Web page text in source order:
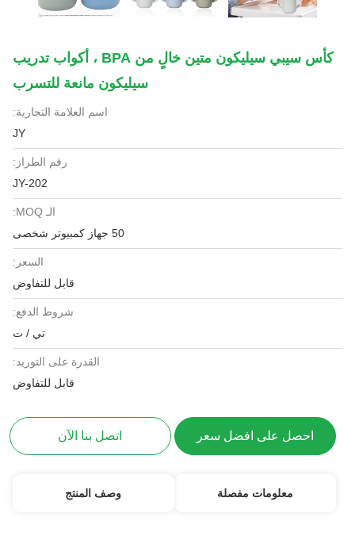
كأس سيبي سيليكون متين خالٍ من BPA ، أكواب تدريب
سيليكون مانعة للتسرب
اسم العلامة التجارية:
JY
رقم الطراز:
JY-202
الـ MOQ:
50 جهاز كمبيوتر شخصى
السعر:
قابل للتفاوض
شروط الدفع:
تي / ت
القدرة على التوريد:
قابل للتفاوض
احصل على افضل سعر اتصل بنا الآن
معلومات مفصلة وصف المنتج